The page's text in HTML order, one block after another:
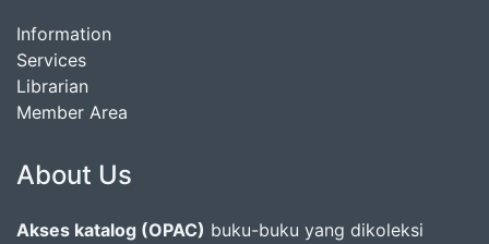
Information
Services
Librarian
Member Area
About Us
Akses katalog (OPAC) buku-buku yang dikoleksi